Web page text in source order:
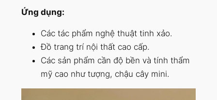
Ứng dụng:
Các tác phẩm nghệ thuật tinh xảo.
Đồ trang trí nội thất cao cấp.
Các sản phẩm cần độ bền và tính thẩm
mỹ cao như tượng, chậu cây mini.